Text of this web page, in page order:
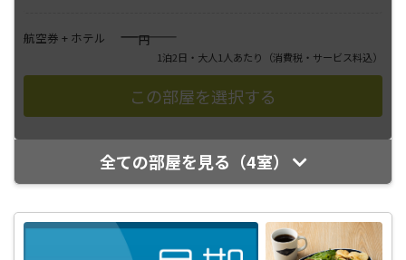
航空券 + ホテル ――――円
1泊2日・大人1人あたり （消費税・サービス料込）
全ての部屋を見る（4室）